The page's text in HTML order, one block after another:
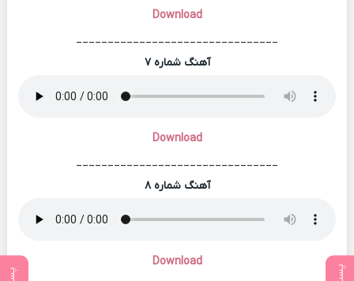
Download
________________________________
آهنگ شماره ۷
Download
________________________________
آهنگ شماره ۸
Download